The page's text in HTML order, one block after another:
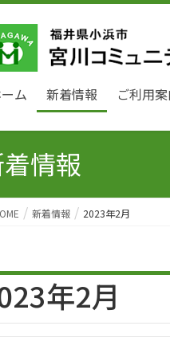
ム 新着情報 ご利用
情報
新着情報 2023年2月
年2月